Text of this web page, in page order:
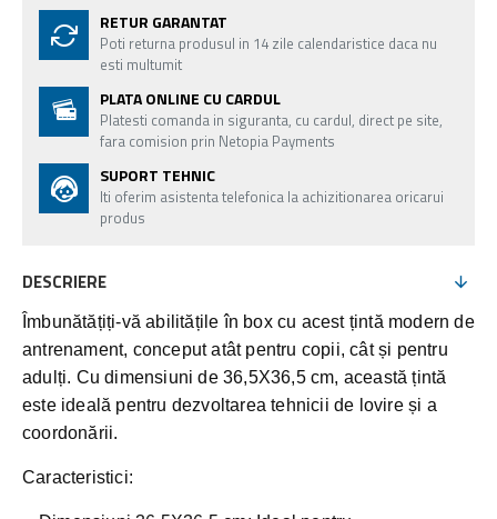
RETUR GARANTAT
Poti returna produsul in 14 zile calendaristice daca nu
esti multumit
PLATA ONLINE CU CARDUL
Platesti comanda in siguranta, cu cardul, direct pe site,
fara comision prin Netopia Payments
SUPORT TEHNIC
Iti oferim asistenta telefonica la achizitionarea oricarui
produs
DESCRIERE
Îmbunătățiți-vă abilitățile în box cu acest țintă modern de
antrenament, conceput atât pentru copii, cât și pentru
adulți. Cu dimensiuni de 36,5X36,5 cm, această țintă
este ideală pentru dezvoltarea tehnicii de lovire și a
coordonării.
Caracteristici: